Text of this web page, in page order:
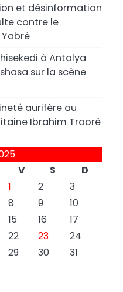
et désinformation
contre le
à Antalya
sur la scène
aurifère au
Ibrahim Traoré
V S
D
1
2
3
8 9
10
15 16
17
22 23
24
29 30 31